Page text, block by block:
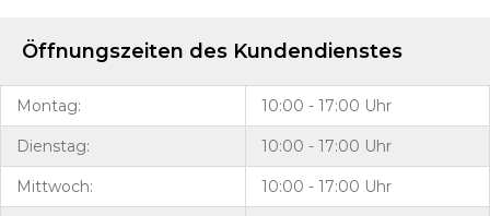
Öffnungszeiten des Kundendienstes
Montag: 10:00 - 17:00 Uhr
Dienstag: 10:00 - 17:00 Uhr
Mittwoch: 10:00 - 17:00 Uhr